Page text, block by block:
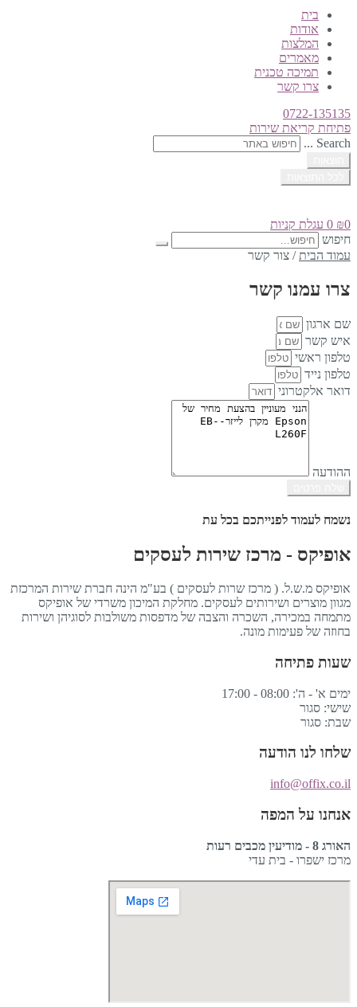
בית
אודות
המלצות
מאמרים
תמיכה טכנית
צרו קשר
0722-135135
פתיחת קריאת שירות
Search ...
₪0
0 עגלת קניות
חיפוש
עמוד הבית / צור קשר
צרו עמנו קשר
שם ארגון
איש קשר
טלפון ראשי
טלפון נייד
דואר אלקטרוני
ההודעה
נשמח לעמוד לפנייתכם בכל עת
אופיקס - מרכז שירות לעסקים
אופיקס מ.ש.ל. ( מרכז שרות לעסקים ) בע"מ הינה חברת שירות המרכזת
מגוון מוצרים ושירותים לעסקים. מחלקת המיכון משרדי של אופיקס
מתמחה במכירה, השכרה והצבה של מדפסות משולבות לסוגיהן ושירות
בחוזה של פעימות מונה.
שעות פתיחה
ימים א' - ה': 08:00 - 17:00
שישי: סגור
שבת: סגור
שלחו לנו הודעה
info@offix.co.il
אנחנו על המפה
האורג 8 - מודיעין מכבים רעות
מרכז ישפרו - בית עדי